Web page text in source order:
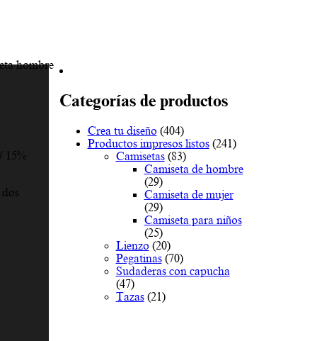
hombre
15%
Categorías de productos
Crea tu diseño (404)
Productos impresos listos (241)
Camisetas (83)
Camiseta de hombre
(29)
Camiseta de mujer
(29)
Camiseta para niños
(25)
Lienzo (20)
Pegatinas (70)
Sudaderas con capucha
(47)
Tazas (21)